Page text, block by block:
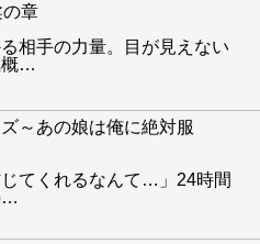
章
相手の力量。目が見えない
…
～あの娘は俺に絶対服
てくれるなんて…」24時間
…